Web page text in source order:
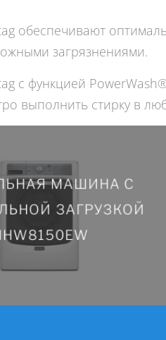
обеспечивают
загрязнениями.
с функцией
выполнить стирку в
МАШИНА С
ЗАГРУЗКОЙ
МАШИНА С